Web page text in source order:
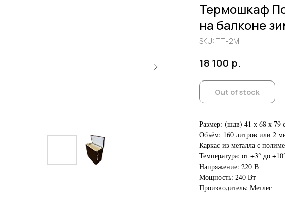
Термошкаф
на балконе
SKU: ТП-2М
18 100 р.
Out of stock
Размер: (шдв) 41 х 68 х 79
Объём: 160 литров или 2
Каркас из металла с
Температура: от +3° до
Напряжение: 220 В
Мощность: 240 Вт
Производитель: Метлес